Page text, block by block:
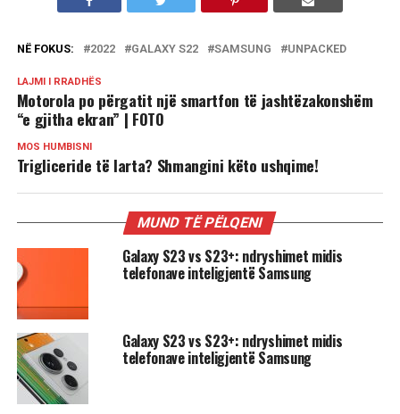
NË FOKUS: 2022 GALAXY S22 SAMSUNG UNPACKED
LAJMI I RRADHËS
Motorola po përgatit një smartfon të jashtëzakonshëm
“e gjitha ekran” | FOTO
MOS HUMBISNI
Trigliceride të larta? Shmangini këto ushqime!
MUND TË PËLQENI
Galaxy S23 vs S23+: ndryshimet midis
telefonave inteligjentë Samsung
Galaxy S23 vs S23+: ndryshimet midis
telefonave inteligjentë Samsung